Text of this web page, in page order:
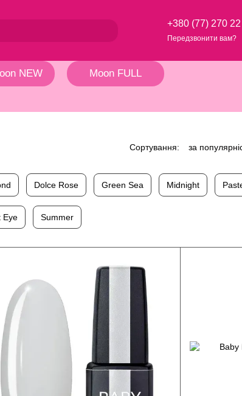
+380 (77) 270
Передзвонити вам?
NEW Moon FULL
Сортування: за
Dolce Rose Green Sea Midnight
Eye Summer